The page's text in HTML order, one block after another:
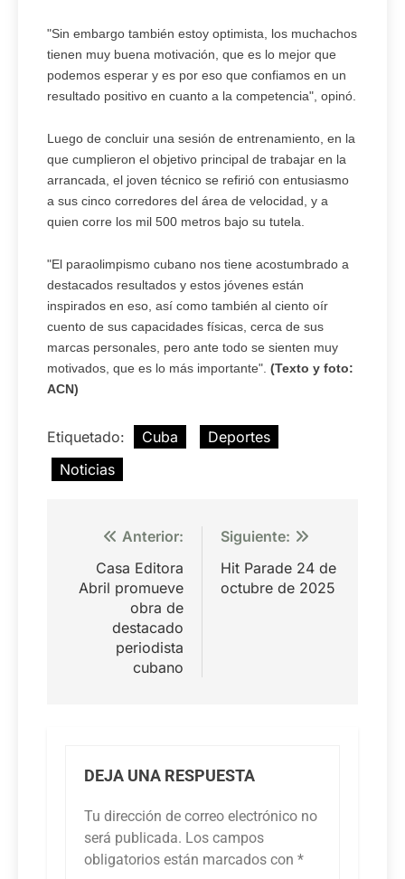
"Sin embargo también estoy optimista, los muchachos
tienen muy buena motivación, que es lo mejor que
podemos esperar y es por eso que confiamos en un
resultado positivo en cuanto a la competencia", opinó.
Luego de concluir una sesión de entrenamiento, en la
que cumplieron el objetivo principal de trabajar en la
arrancada, el joven técnico se refirió con entusiasmo
a sus cinco corredores del área de velocidad, y a
quien corre los mil 500 metros bajo su tutela.
"El paraolimpismo cubano nos tiene acostumbrado a
destacados resultados y estos jóvenes están
inspirados en eso, así como también al ciento oír
cuento de sus capacidades físicas, cerca de sus
marcas personales, pero ante todo se sienten muy
motivados, que es lo más importante". (Texto y foto:
ACN)
Etiquetado: Cuba
Deportes
Noticias
Navegación
entradas
Anterior:
Casa Editora
Abril promueve
obra de
destacado
periodista
cubano
Siguiente:
Hit Parade 24 de
octubre de 2025
DEJA UNA RESPUESTA
Tu dirección de correo electrónico no
será publicada. Los campos
obligatorios están marcados con *